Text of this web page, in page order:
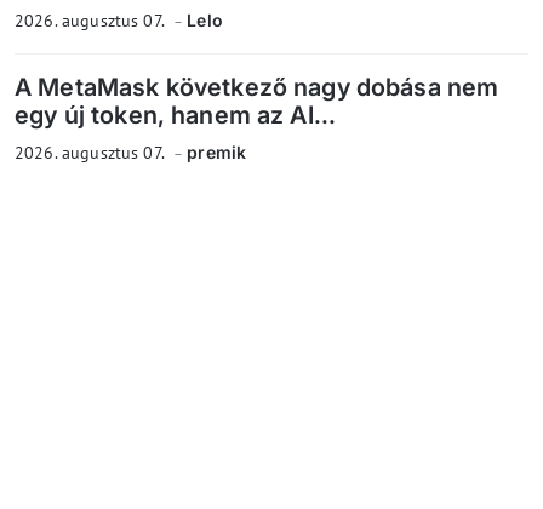
2026. augusztus 07. Lelo
A MetaMask következő nagy dobása nem
egy új token, hanem az AI...
2026. augusztus 07. premik